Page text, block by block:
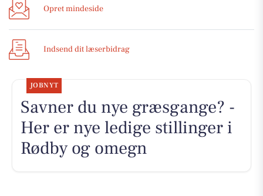
Opret mindeside
Indsend dit læserbidrag
JOBNYT
Savner du nye græsgange? -
Her er nye ledige stillinger i
Rødby og omegn